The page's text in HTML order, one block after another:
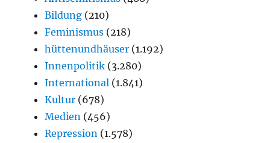
Bildung (210)
Feminismus (218)
hüttenundhäuser (1.192)
Innenpolitik (3.280)
International (1.841)
Kultur (678)
Medien (456)
Repression (1.578)